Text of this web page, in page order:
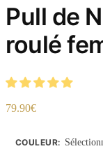
Pull de
roulé
79.90€
COULEUR: